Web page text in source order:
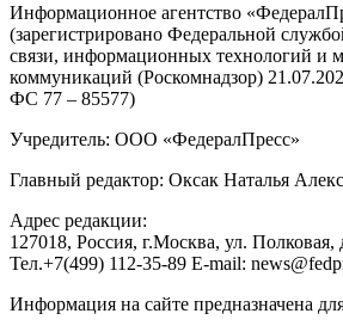
Информационное агентство
(зарегистрировано Федеральной
связи, информационных технологий и
коммуникаций (Роскомнадзор)
ФС 77 – 85577)
Учредитель: ООО «ФедералПресс»
Главный редактор: Оксак Наталья
Адрес редакции:
127018, Россия, г.Москва, ул. Полковая,
Тел.+7(499) 112-35-89 E-mail:
Информация на сайте предназначена